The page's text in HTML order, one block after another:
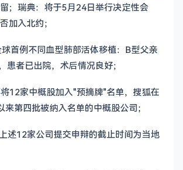
；瑞典：将于5月24日举行决定性会
加入北约；
首例不同血型肺部活体移植：B型父亲
患者已出院，术后情况良好；
12家中概股加入"预摘牌"名单，搜狐在
第四批被纳入名单的中概股公司；
12家公司提交申辩的截止时间为当地